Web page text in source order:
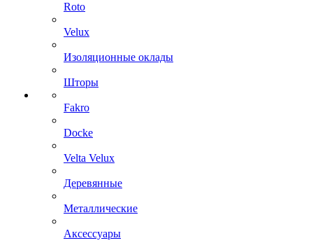
Roto
Velux
Изоляционные оклады
Шторы
Fakro
Docke
Velta Velux
Деревянные
Металлические
Аксессуары